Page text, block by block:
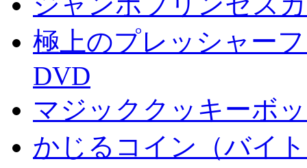
極上のプレッシャー
DVD
マジッククッキーボ
かじるコイン（バイ